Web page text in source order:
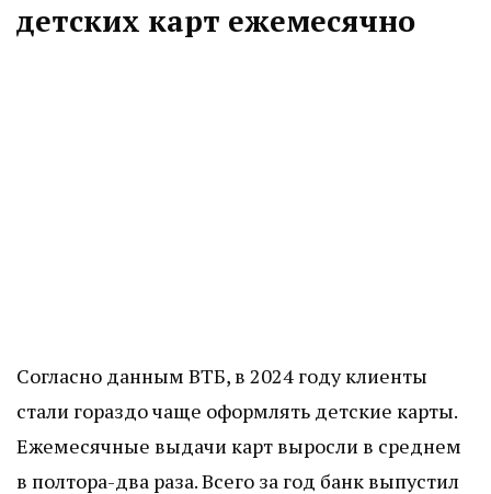
детских карт ежемесячно
Согласно данным ВТБ, в 2024 году клиенты
стали гораздо чаще оформлять детские карты.
Ежемесячные выдачи карт выросли в среднем
в полтора-два раза. Всего за год банк выпустил